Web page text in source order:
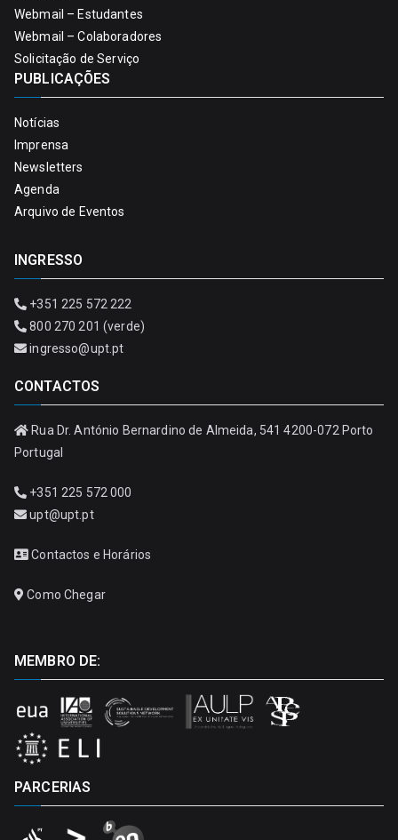
Webmail – Estudantes
Webmail – Colaboradores
Solicitação de Serviço
PUBLICAÇÕES
Notícias
Imprensa
Newsletters
Agenda
Arquivo de Eventos
INGRESSO
+351 225 572 222
800 270 201 (verde)
ingresso@upt.pt
CONTACTOS
Rua Dr. António Bernardino de Almeida, 541 4200-072 Porto
Portugal
+351 225 572 000
upt@upt.pt
Contactos e Horários
Como Chegar
MEMBRO DE:
PARCERIAS